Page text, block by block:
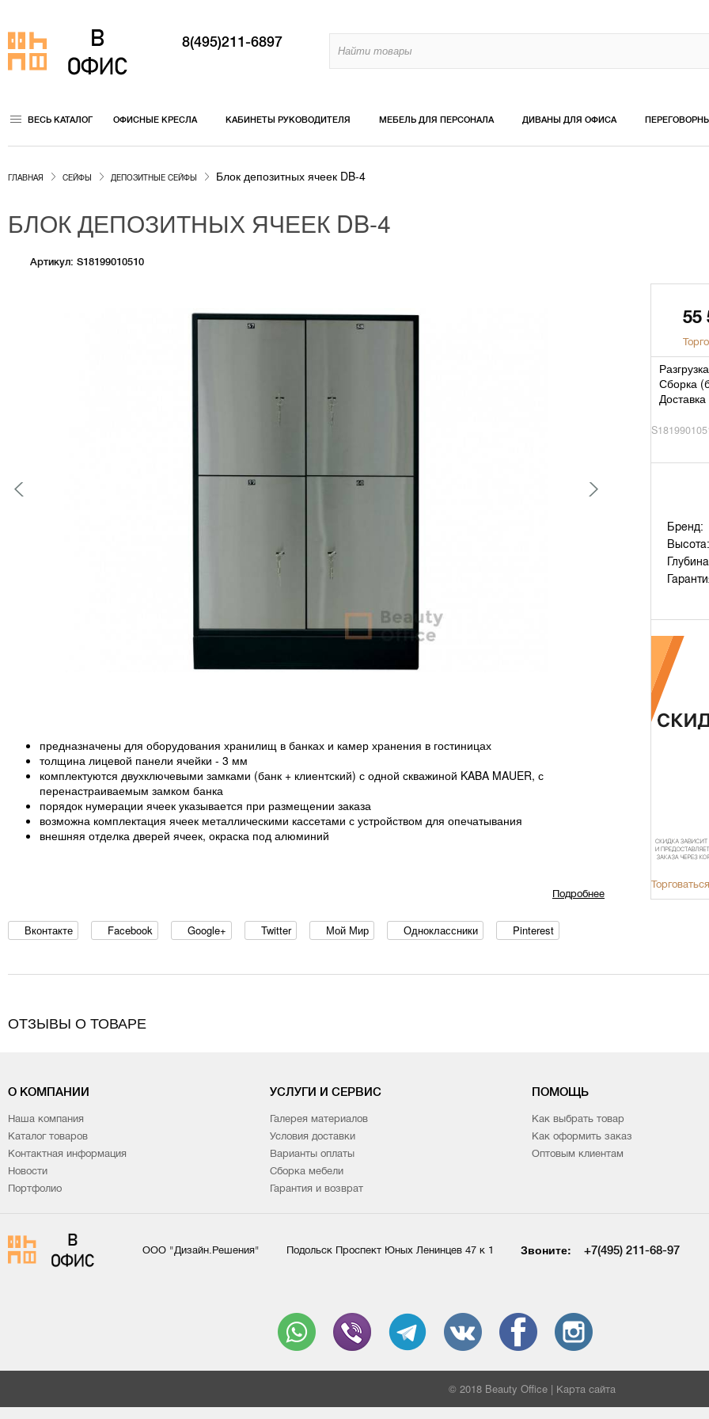
8(495)211-6897
ВЕСЬ КАТАЛОГ ОФИСНЫЕ КРЕСЛА КАБИНЕТЫ РУКОВОДИТЕЛЯ МЕБЕЛЬ ДЛЯ ПЕРСОНАЛА ДИВАНЫ ДЛЯ ОФИСА
ГЛАВНАЯ СЕЙФЫ ДЕПОЗИТНЫЕ СЕЙФЫ Блок депозитных ячеек DB-4
БЛОК ДЕПОЗИТНЫХ ЯЧЕЕК DB-4
Артикул: S18199010510
55
Сборка (
Доставка
Бренд:
Высота:
предназначены для оборудования хранилищ в банках и камер хранения в гостиницах
толщина лицевой панели ячейки - 3 мм
комплектуются двухключевыми замками (банк + клиентский) с одной скважиной KABA MAUER, с
перенастраиваемым замком банка
порядок нумерации ячеек указывается при размещении заказа
возможна комплектация ячеек металлическими кассетами с устройством для опечатывания
внешняя отделка дверей ячеек, окраска под алюминий
Подробнее
Вконтакте Facebook Google+ Twitter Мой Мир Одноклассники Pinterest
ОТЗЫВЫ О ТОВАРЕ
О КОМПАНИИ
Наша компания
Каталог товаров
Контактная информация
Новости
Портфолио
УСЛУГИ И СЕРВИС
Галерея материалов
Условия доставки
Варианты оплаты
Сборка мебели
Гарантия и возврат
ПОМОЩЬ
Как выбрать товар
Как оформить заказ
Оптовым клиентам
ООО "Дизайн.Решения" Подольск Проспект Юных Ленинцев 47 к 1 Звоните: +7(495) 211-68-97
© 2018 Beauty Office | Карта сайта